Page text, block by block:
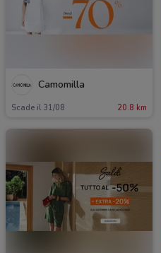
Camomilla
Scade il 31/08 20.8 km